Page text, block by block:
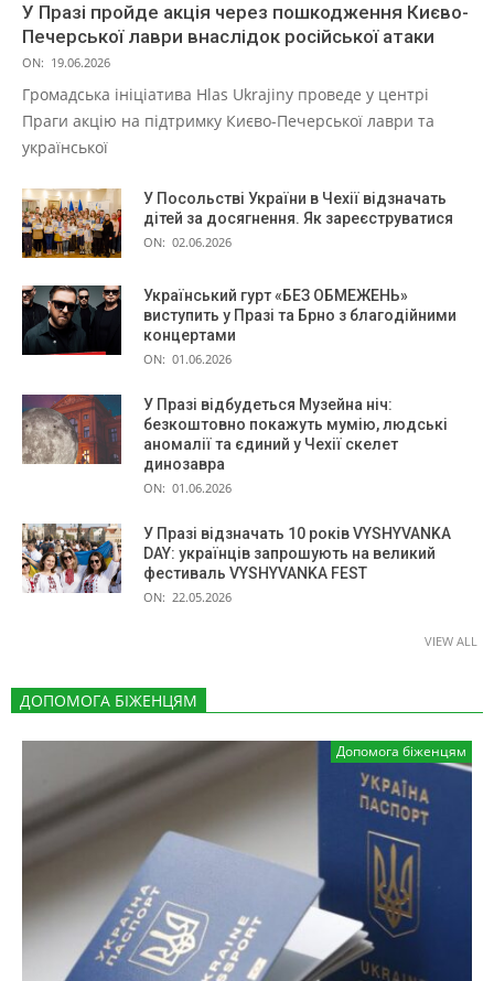
У Празі пройде акція через пошкодження Києво-
Печерської лаври внаслідок російської атаки
ON: 19.06.2026
Громадська ініціатива Hlas Ukrajiny проведе у центрі
Праги акцію на підтримку Києво-Печерської лаври та
української
У Посольстві України в Чехії відзначать
дітей за досягнення. Як зареєструватися
ON: 02.06.2026
Український гурт «БЕЗ ОБМЕЖЕНЬ»
виступить у Празі та Брно з благодійними
концертами
ON: 01.06.2026
У Празі відбудеться Музейна ніч:
безкоштовно покажуть мумію, людські
аномалії та єдиний у Чехії скелет
динозавра
ON: 01.06.2026
У Празі відзначать 10 років VYSHYVANKA
DAY: українців запрошують на великий
фестиваль VYSHYVANKA FEST
ON: 22.05.2026
VIEW ALL
ДОПОМОГА БІЖЕНЦЯМ
Допомога біженцям